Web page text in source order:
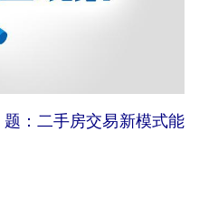
题：二手房交易新模式能